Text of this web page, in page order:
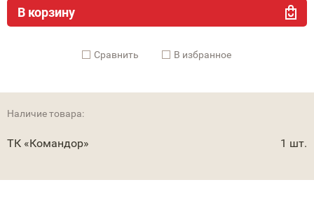
В корзину
Cравнить В избранное
Наличие товара:
ТК «Командор» 1 шт.